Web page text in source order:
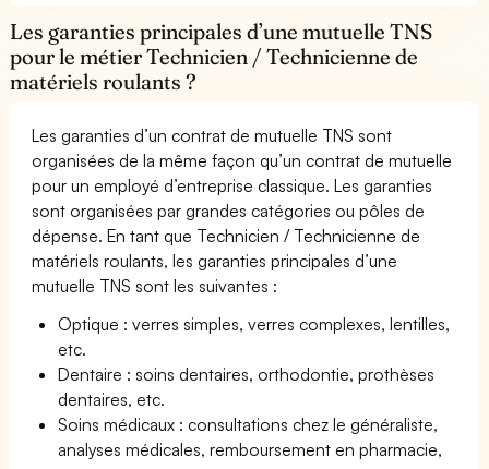
Les garanties principales d’une mutuelle TNS
pour le métier Technicien / Technicienne de
matériels roulants ?
Les garanties d’un contrat de mutuelle TNS sont
organisées de la même façon qu’un contrat de mutuelle
pour un employé d’entreprise classique. Les garanties
sont organisées par grandes catégories ou pôles de
dépense. En tant que Technicien / Technicienne de
matériels roulants, les garanties principales d’une
mutuelle TNS sont les suivantes :
Optique : verres simples, verres complexes, lentilles,
etc.
Dentaire : soins dentaires, orthodontie, prothèses
dentaires, etc.
Soins médicaux : consultations chez le généraliste,
analyses médicales, remboursement en pharmacie,